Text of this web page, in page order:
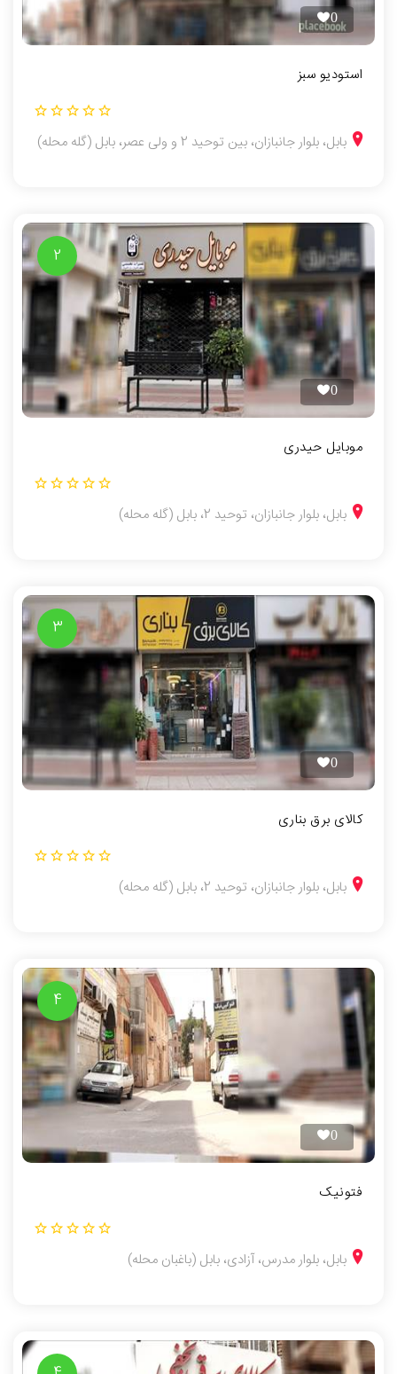
0
استودیو سبز
بابل، بلوار جانبازان، بین توحید 2 و ولی عصر، بابل (گله محله)
2
0
موبایل حیدری
بابل، بلوار جانبازان، توحید 2، بابل (گله محله)
3
0
کالای برق بناری
بابل، بلوار جانبازان، توحید 2، بابل (گله محله)
4
0
فتونیک
بابل، بلوار مدرس، آزادی، بابل (باغبان محله)